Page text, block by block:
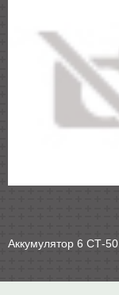
Аккумулятор 6 СТ-